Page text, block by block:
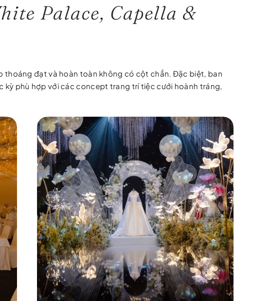
Palace, Capella &
thoáng đạt và hoàn toàn không có cột chắn. Đặc biệt, ban
kỳ phù hợp với các concept trang trí tiệc cưới hoành tráng,